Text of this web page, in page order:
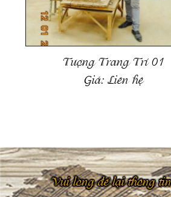
Tượng Trang Trí 01
Giá:Liên hệ
Vui lòng để lại thông